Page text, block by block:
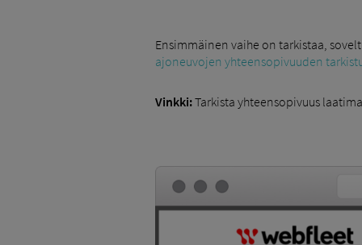
Ensimmäinen vaihe on tarkistaa,
ajoneuvojen yhteensopivuuden
Vinkki:Tarkista yhteensopivuus